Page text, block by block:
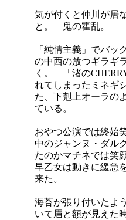
気が付くと仲川が居
と。 鬼の霍乱。
「純情主義」でバッ
の中西の放つギラギ
く。 「渚の
れてしまったミネギ
た、下剋上オーラの
ている。
おやつ公演では終始
中のジャンヌ・ダル
たのかマチネでは笑
早乙女は動きに緩急
来た。
海苔が張り付いたよ
いて眉と額が見えた